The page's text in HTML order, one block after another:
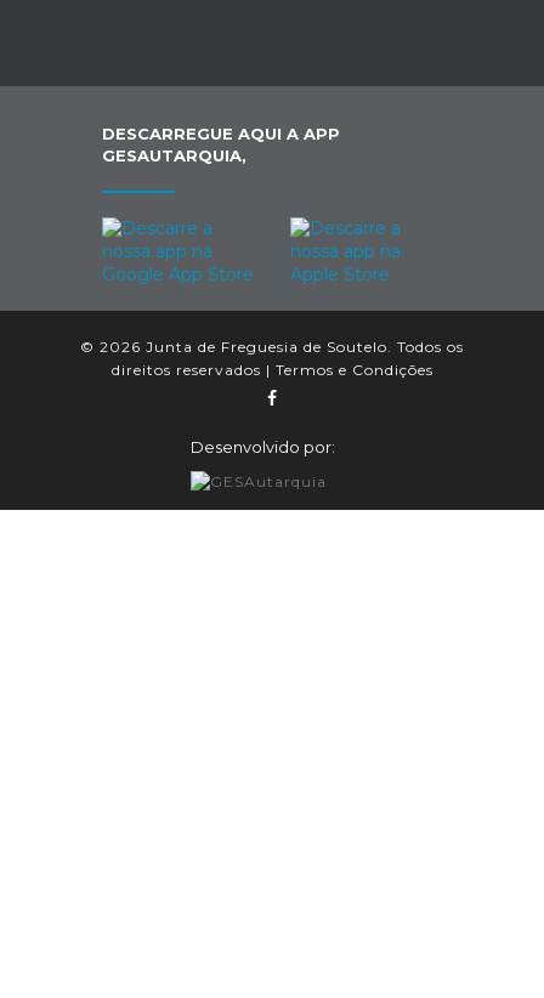
DESCARREGUE AQUI A APP
GESAUTARQUIA,
© 2026 Junta de Freguesia de Soutelo. Todos os
direitos reservados | Termos e Condições
Desenvolvido por: